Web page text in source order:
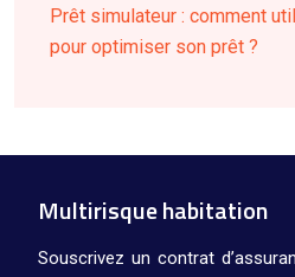
Prêt simulateur : comment
pour optimiser son prêt ?
Multirisque habitation
Souscrivez un contrat